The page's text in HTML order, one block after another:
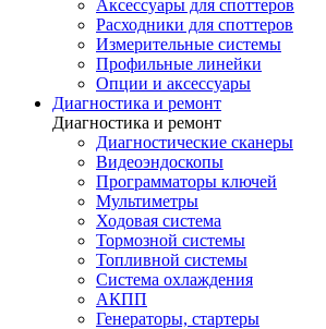
Аксессуары для споттеров
Расходники для споттеров
Измерительные системы
Профильные линейки
Опции и аксессуары
Диагностика и ремонт
Диагностика и ремонт
Диагностические сканеры
Видеоэндоскопы
Программаторы ключей
Мультиметры
Ходовая система
Тормозной системы
Топливной системы
Система охлаждения
АКПП
Генераторы, стартеры